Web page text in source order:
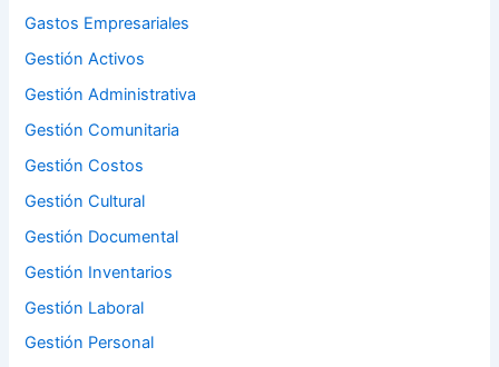
Gastos Empresariales
Gestión Activos
Gestión Administrativa
Gestión Comunitaria
Gestión Costos
Gestión Cultural
Gestión Documental
Gestión Inventarios
Gestión Laboral
Gestión Personal